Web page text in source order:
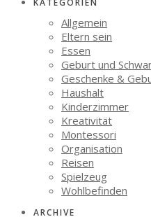
KATEGORIEN
Allgemein
Eltern sein
Essen
Geburt und
Geschenke &
Haushalt
Kinderzimmer
Kreativität
Montessori
Organisation
Reisen
Spielzeug
Wohlbefinden
ARCHIVE